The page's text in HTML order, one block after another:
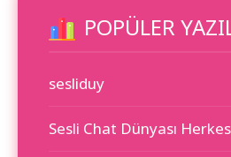
POPÜLER
sesliduy
Sesli Chat Dünyası